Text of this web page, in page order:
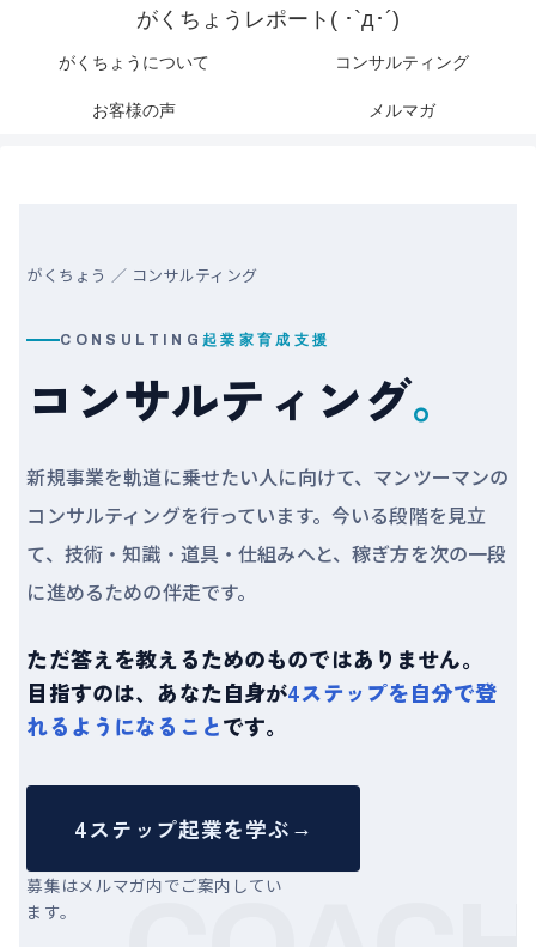
がくちょうレポート( ･`д･´)
がくちょうについて コンサルティング
お客様の声 メルマガ
がくちょう ／ コンサルティング
CONSULTING起業家育成支援
コンサルティング。
新規事業を軌道に乗せたい人に向けて、マンツーマンの
コンサルティングを行っています。今いる段階を見立
て、技術・知識・道具・仕組みへと、稼ぎ方を次の一段
に進めるための伴走です。
ただ答えを教えるためのものではありません。
目指すのは、あなた自身が4ステップを自分で登
れるようになることです。
4ステップ起業を学ぶ →
募集はメルマガ内でご案内してい
ます。